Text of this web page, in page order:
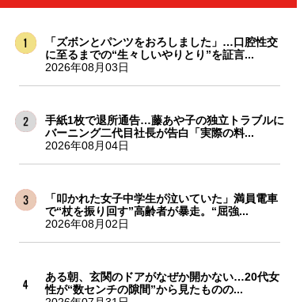
「ズボンとパンツをおろしました」…口腔性交
に至るまでの“生々しいやりとり”を証言...
2026年08月03日
手紙1枚で退所通告…藤あや子の独立トラブルに
バーニング二代目社長が告白「実際の料...
2026年08月04日
「叩かれた女子中学生が泣いていた」満員電車
で“杖を振り回す”高齢者が暴走。“屈強...
2026年08月02日
ある朝、玄関のドアがなぜか開かない…20代女
性が“数センチの隙間”から見たものの...